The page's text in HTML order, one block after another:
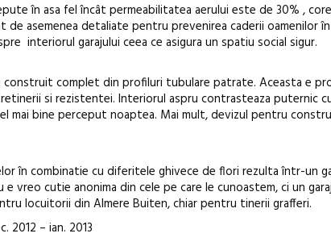
în asa fel încât permeabilitatea aerului este de 30% ,
asemenea detaliate pentru prevenirea caderii oamenilor
interiorul garajului ceea ce asigura un spatiu social sigur.
construit complet din profiluri tubulare patrate. Aceasta e
si rezistentei. Interiorul aspru contrasteaza puternic
mai bine perceput noaptea. Mai mult, devizul pentru
în combinatie cu diferitele ghivece de flori rezulta într-un
vreo cutie anonima din cele pe care le cunoastem, ci un
locuitorii din Almere Buiten, chiar pentru tinerii grafferi.
2012 – ian. 2013